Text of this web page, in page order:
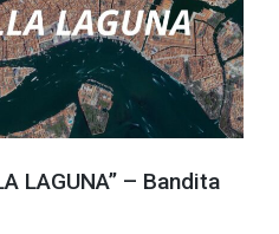
LAGUNA” – Bandita